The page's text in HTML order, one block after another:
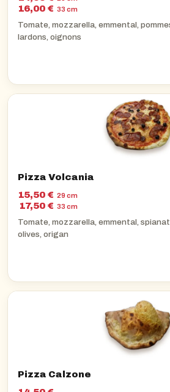
16,00 € 33 cm
Tomate, mozzarella, emmental,
lardons, oignons
Pizza Volcania
15,50 € 29 cm
17,50 € 33 cm
Tomate, mozzarella, emmental,
olives, origan
Pizza Calzone